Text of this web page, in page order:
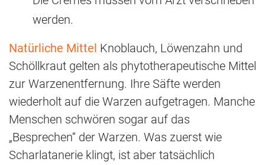
werden.
Natürliche Mittel Knoblauch, Löwenzahn und
Schöllkraut gelten als phytotherapeutische Mittel
zur Warzenentfernung. Ihre Säfte werden
wiederholt auf die Warzen aufgetragen. Manche
Menschen schwören sogar auf das
„Besprechen“ der Warzen. Was zuerst wie
Scharlatanerie klingt, ist aber tatsächlich